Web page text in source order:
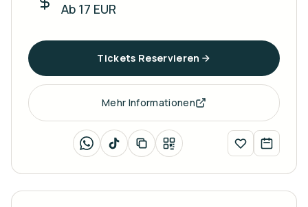
Ab 17 EUR
Tickets Reservieren
Mehr Informationen